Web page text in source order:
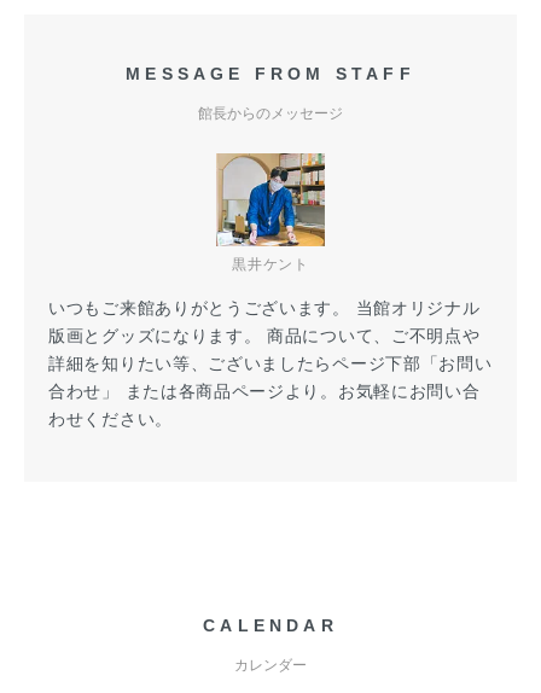
MESSAGE FROM STAFF
館長からのメッセージ
黒井ケント
いつもご来館ありがとうございます。 当館オリジナル
版画とグッズになります。 商品について、ご不明点や
詳細を知りたい等、ございましたらページ下部「お問い
合わせ」 または各商品ページより。お気軽にお問い合
わせください。
CALENDAR
カレンダー